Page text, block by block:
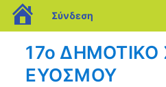
blogs.sch.gr
Σύνδεση
περιεχόμενο
17ο ΔΗΜΟΤΙΚΟ
ΕΥΟΣΜΟΥ